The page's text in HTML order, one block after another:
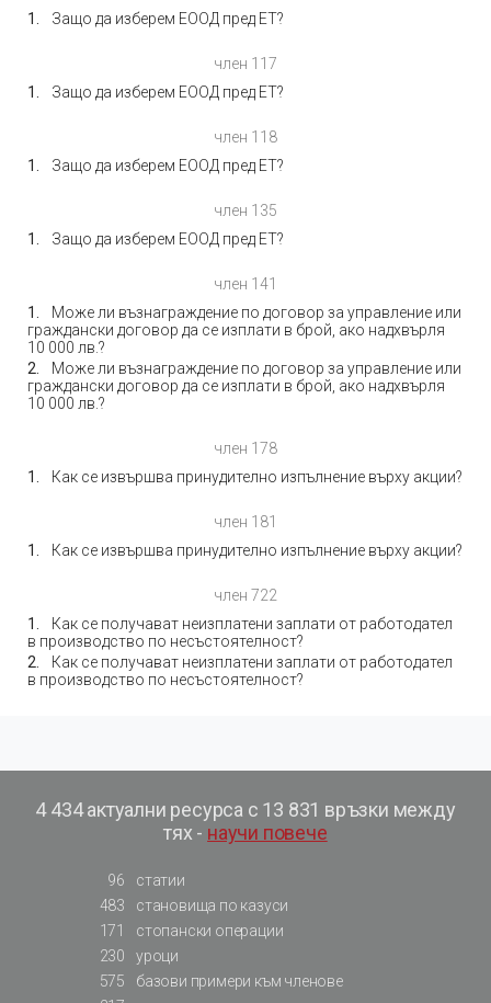
Защо да изберем ЕООД пред ЕТ?
член 117
Защо да изберем ЕООД пред ЕТ?
член 118
Защо да изберем ЕООД пред ЕТ?
член 135
Защо да изберем ЕООД пред ЕТ?
член 141
Може ли възнаграждение по договор за управление или
граждански договор да се изплати в брой, ако надхвърля
10 000 лв.?
Може ли възнаграждение по договор за управление или
граждански договор да се изплати в брой, ако надхвърля
10 000 лв.?
член 178
Как се извършва принудително изпълнение върху акции?
член 181
Как се извършва принудително изпълнение върху акции?
член 722
Как се получават неизплатени заплати от работодател
в производство по несъстоятелност?
Как се получават неизплатени заплати от работодател
в производство по несъстоятелност?
4 434 актуални ресурса с 13 831 връзки между
тях - научи повече
96
статии
483
становища по казуси
171
стопански операции
230
уроци
575
базови примери към членове